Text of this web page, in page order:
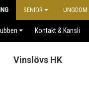
SENIOR UNGDOM
Kontakt & Kansli
Vinslövs HK